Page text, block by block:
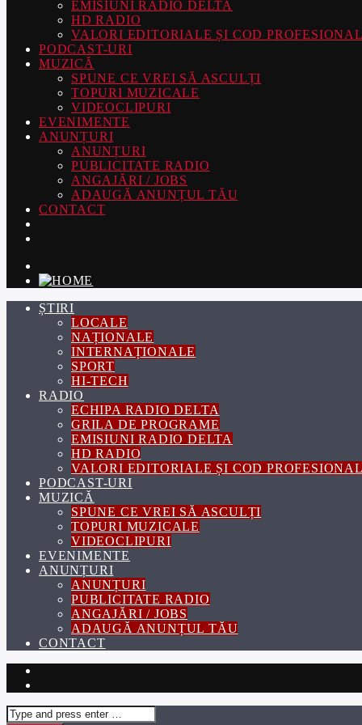
EMISIUNI RADIO DELTA
HD RADIO
VALORI EDITORIALE ȘI COD
PODCAST-URI
MUZICĂ
SPUNE CE VREI SĂ ASCULȚI
TOPURI MUZICALE
VIDEOCLIPURI
EVENIMENTE
ANUNȚURI
ANUNȚURI
PUBLICITATE RADIO
ANGAJĂRI / JOBS
ADAUGĂ ANUNȚUL TĂU
CONTACT
ȘTIRI
LOCALE
NAȚIONALE
INTERNAȚIONALE
SPORT
HI-TECH
RADIO
ECHIPA RADIO DELTA
GRILA DE PROGRAME
EMISIUNI RADIO DELTA
HD RADIO
VALORI EDITORIALE ȘI COD
PODCAST-URI
MUZICĂ
SPUNE CE VREI SĂ ASCULȚI
TOPURI MUZICALE
VIDEOCLIPURI
EVENIMENTE
ANUNȚURI
ANUNȚURI
PUBLICITATE RADIO
ANGAJĂRI / JOBS
ADAUGĂ ANUNȚUL TĂU
CONTACT